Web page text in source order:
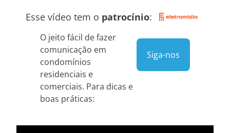
Esse vídeo tem o patrocínio:
O jeito fácil de fazer
comunicação em
condomínios
residenciais e
comerciais. Para dicas e
boas práticas:
Siga-nos